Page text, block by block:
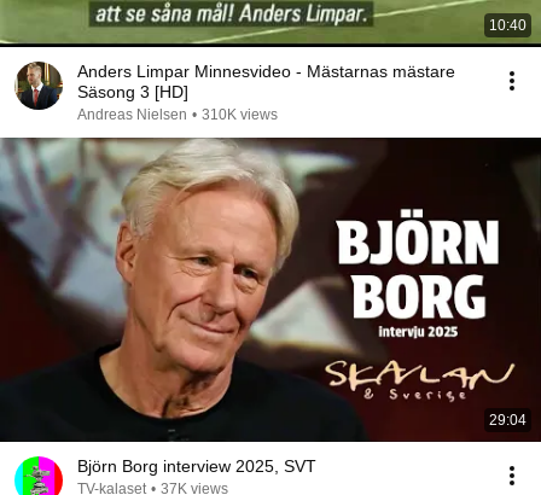
10:40
Anders Limpar Minnesvideo - Mästarnas mästare
Säsong 3 [HD]
Andreas Nielsen • 310K views
29:04
Björn Borg interview 2025, SVT
TV-kalaset • 37K views